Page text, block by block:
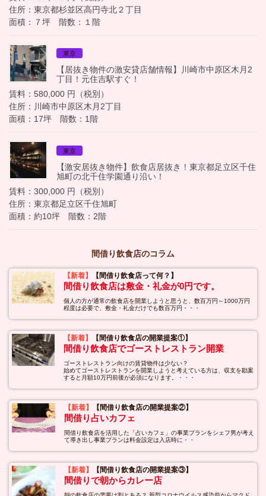
住所：東京都杉並区高円寺北２丁目
面積：７坪 階数：１階
東京
【居抜き物件の激安貸店舗情報】川崎市中原区木月2
丁目！元住吉駅すぐ！
賃料：580,000 円（税別）
住所：川崎市中原区木月2丁目
面積：17坪 階数：1階
東京
【激安居抜き物件】飲食店居抜き！東京都足立区千住
旭町の北千住学園通り沿い！
賃料：300,000 円（税別）
住所：東京都足立区千住旭町
面積：約10坪 階数：2階
間借り飲食店のコラム
【新着】 【間借り飲食店って何？】
間借り飲食店は敷金・礼金が0円です。
個人の方が通常の飲食店を開業しようと思うと、数百万円～1000万円
程度は必要で、敷金・礼金だけでも数百万円・・・
【新着】 【間借り飲食店の開業提案①】
間借り飲食店でゴーストレストラン開業
ゴーストレストラン向けの賃貸物件は少ない？
始めてゴーストレストランを開業しようと考えている方は、収支を勘案
すると月額10万円前後が必須になります。・・・
【新着】 【間借り飲食店の開業提案②】
間借り占いカフェ
間借り飲食店を活用した「占いカフェ」の事業プランをシェフ男が考え
て導き出し事業プランは料金設定は入店時に・・
【新着】 【間借り飲食店の開業提案③】
間借りで朝からカレー店